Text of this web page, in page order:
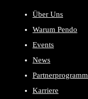
Über Uns
Warum Pendo
Events
News
Partnerprogramm
Karriere